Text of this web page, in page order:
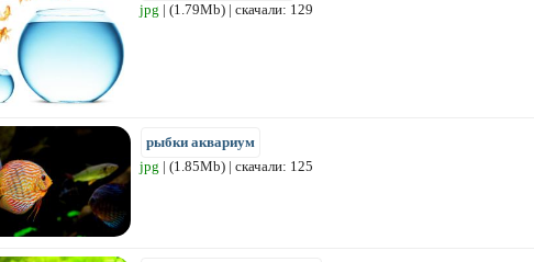
jpg | (1.79Mb) | скачали: 129
рыбки аквариум
jpg | (1.85Mb) | скачали: 125